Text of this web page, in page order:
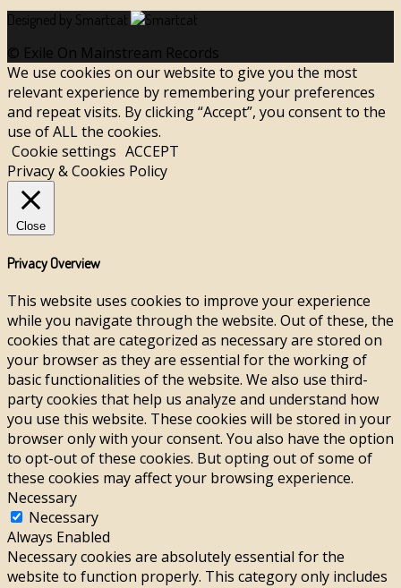
Designed by Smartcat
© Exile On Mainstream Records
We use cookies on our website to give you the most
relevant experience by remembering your preferences
and repeat visits. By clicking “Accept”, you consent to the
use of ALL the cookies.
Cookie settings ACCEPT
Privacy & Cookies Policy
Close
Privacy Overview
This website uses cookies to improve your experience
while you navigate through the website. Out of these, the
cookies that are categorized as necessary are stored on
your browser as they are essential for the working of
basic functionalities of the website. We also use third-
party cookies that help us analyze and understand how
you use this website. These cookies will be stored in your
browser only with your consent. You also have the option
to opt-out of these cookies. But opting out of some of
these cookies may affect your browsing experience.
Necessary
Necessary
Always Enabled
Necessary cookies are absolutely essential for the
website to function properly. This category only includes